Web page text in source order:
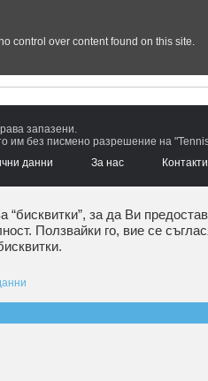
запазени.
им без писмено разрешение на
данни За нас Контакти
“бисквитки”, за да Ви
Ползвайки го, вие се